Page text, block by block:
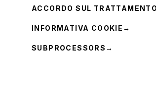
ACCORDO SUL
INFORMATIVA COOKIE →
SUBPROCESSORS →